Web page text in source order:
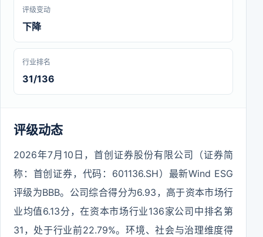
评级变动
下降
行业排名
31/136
评级动态
2026年7月10日，首创证券股份有限公司（证券简
称：首创证券，代码：601136.SH）最新Wind ESG
评级为BBB。公司综合得分为6.93，高于资本市场行
业均值6.13分，在资本市场行业136家公司中排名第
31，处于行业前22.79%。环境、社会与治理维度得